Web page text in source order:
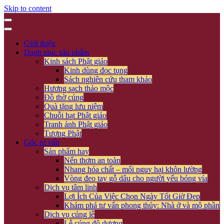
Skip to content
Giới thiệu
Danh mục sản phẩm
Kinh sách Phật giáo
Kinh dùng đọc tụng
Sách nghiên cứu tham khảo
Hương sạch thảo mộc
Đồ thờ cúng
Quà tặng lưu niệm
Chuỗi hạt Phật giáo
Tranh ảnh Phật giáo
Tượng Phật
Góc tư vấn
Sản phẩm hay
Nến thơm an toàn
Nhang hóa chất – mối nguy hại khôn lường
Vòng đeo tay gỗ dâu cho người yếu bóng vía
Dịch vụ tâm linh
Lợi Ích Của Việc Chọn Ngày Tốt Giờ Đẹp
Khám phá tư vấn phong thủy: Nhà ở và mộ phần
Dịch vụ cúng lễ